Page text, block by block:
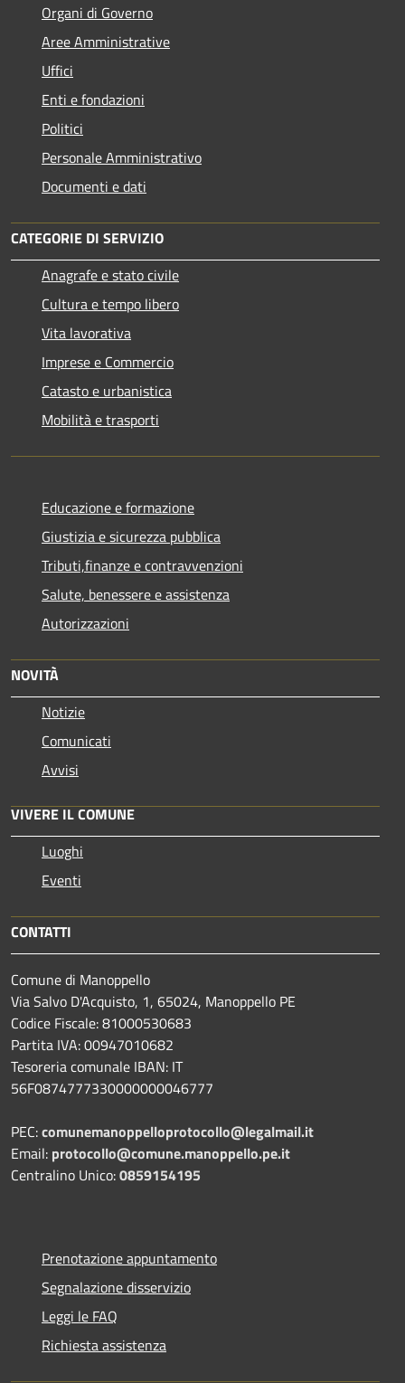
Organi di Governo
Aree Amministrative
Uffici
Enti e fondazioni
Politici
Personale Amministrativo
Documenti e dati
CATEGORIE DI SERVIZIO
Anagrafe e stato civile
Cultura e tempo libero
Vita lavorativa
Imprese e Commercio
Catasto e urbanistica
Mobilità e trasporti
Educazione e formazione
Giustizia e sicurezza pubblica
Tributi,finanze e contravvenzioni
Salute, benessere e assistenza
Autorizzazioni
NOVITÀ
Notizie
Comunicati
Avvisi
VIVERE IL COMUNE
Luoghi
Eventi
CONTATTI
Comune di Manoppello
Via Salvo D'Acquisto, 1, 65024, Manoppello PE
Codice Fiscale: 81000530683
Partita IVA: 00947010682
Tesoreria comunale IBAN: IT
56F0874777330000000046777
PEC:comunemanoppelloprotocollo@legalmail.it
Email: protocollo@comune.manoppello.pe.it
Centralino Unico:0859154195
Prenotazione appuntamento
Segnalazione disservizio
Leggi le FAQ
Richiesta assistenza